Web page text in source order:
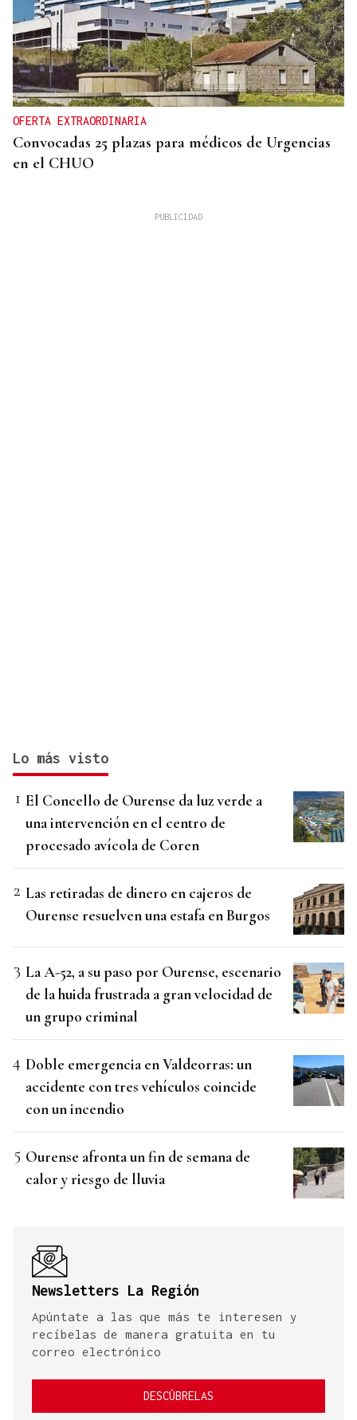
OFERTA EXTRAORDINARIA
Convocadas 25 plazas para médicos de Urgencias
en el CHUO
Lo más visto
El Concello de Ourense da luz verde a
una intervención en el centro de
procesado avícola de Coren
Las retiradas de dinero en cajeros de
Ourense resuelven una estafa en Burgos
La A-52, a su paso por Ourense, escenario
de la huida frustrada a gran velocidad de
un grupo criminal
Doble emergencia en Valdeorras: un
accidente con tres vehículos coincide
con un incendio
Ourense afronta un fin de semana de
calor y riesgo de lluvia
Newsletters La Región
Apúntate a las que más te interesen y
recíbelas de manera gratuita en tu
correo electrónico
DESCÚBRELAS